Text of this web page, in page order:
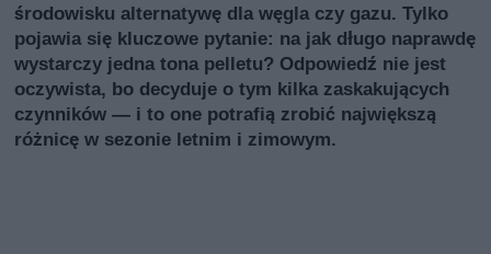
środowisku alternatywę dla węgla czy gazu. Tylko
pojawia się kluczowe pytanie: na jak długo naprawdę
wystarczy jedna tona pelletu? Odpowiedź nie jest
oczywista, bo decyduje o tym kilka zaskakujących
czynników — i to one potrafią zrobić największą
różnicę w sezonie letnim i zimowym.